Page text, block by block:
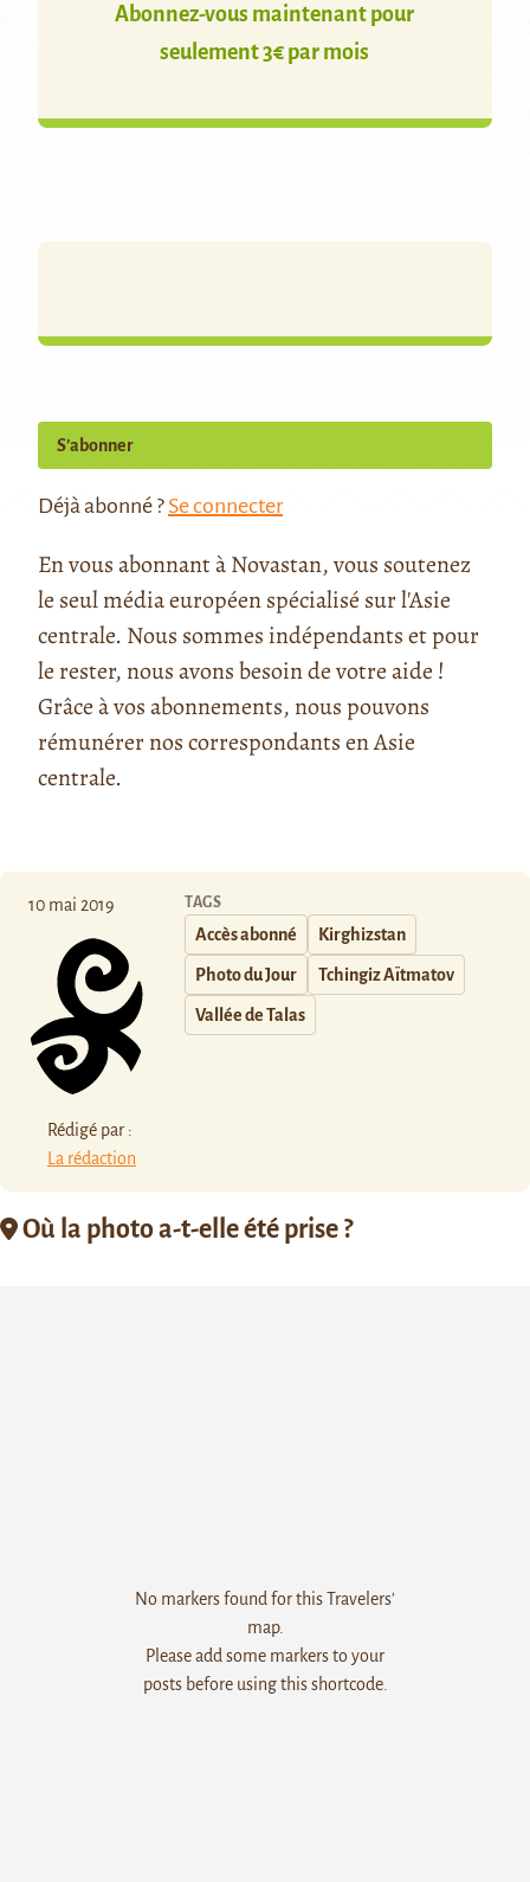
Abonnez-vous maintenant pour
seulement 3€ par mois
S’abonner
Déjà abonné ? Se connecter
En vous abonnant à Novastan, vous soutenez
le seul média européen spécialisé sur l'Asie
centrale. Nous sommes indépendants et pour
le rester, nous avons besoin de votre aide !
Grâce à vos abonnements, nous pouvons
rémunérer nos correspondants en Asie
centrale.
10 mai 2019
Rédigé par :
La rédaction
TAGS
Accès abonné Kirghizstan
Photo du Jour Tchingiz Aïtmatov
Vallée de Talas
Où la photo a-t-elle été prise ?
No markers found for this Travelers'
map.
Please add some markers to your
posts before using this shortcode.